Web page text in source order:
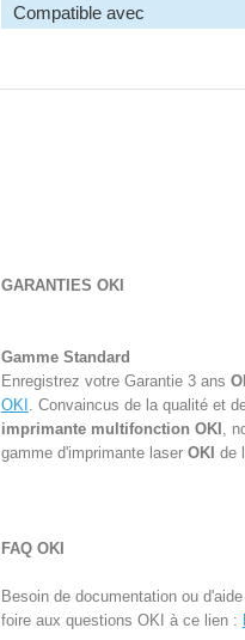
Compatible avec
GARANTIES OKI
Gamme Standard
Enregistrez votre Garantie 3 ans
OKI
. Convaincus de la qualité et
imprimante multifonction OKI
,
gamme d'imprimante laser OKI de
FAQ OKI
Besoin de documentation ou
foire aux questions OKI à ce lien :